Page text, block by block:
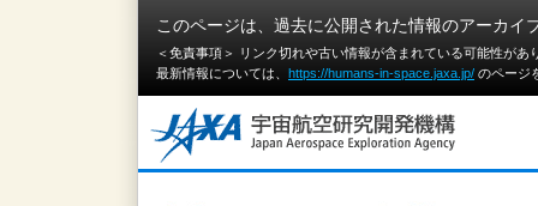
このページは、過去に公開された情報のアーカイ
＜免責事項＞ リンク切れや古い情報が含まれている可能性が
最新情報については、 https://humans-in-space.jaxa.jp/ のページ